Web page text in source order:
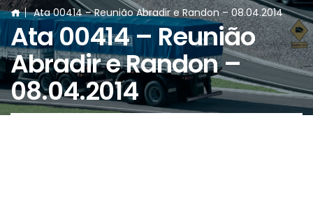
Ata 00414 – Reunião Abradir e Randon – 08.04.2014
Ata 00414 – Reunião
Abradir e Randon –
08.04.2014